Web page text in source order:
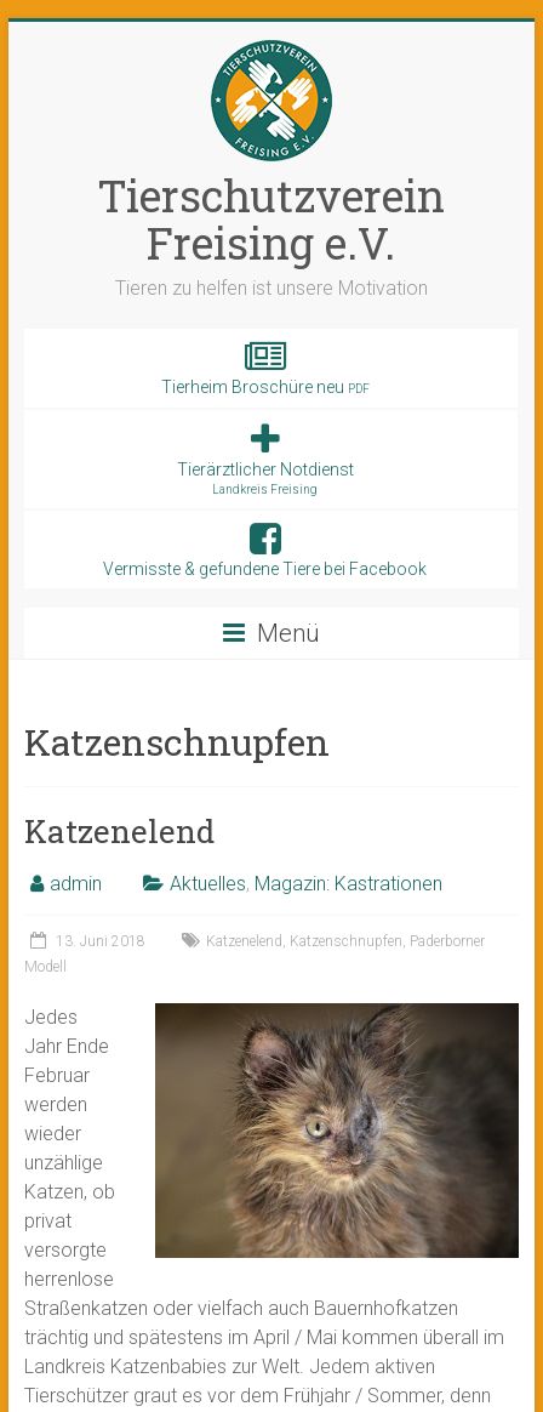
Tierschutzverein
Freising e.V.
Tieren zu helfen ist unsere Motivation
Tierheim Broschüre neu PDF
Tierärztlicher Notdienst
Landkreis Freising
Vermisste & gefundene Tiere bei Facebook
Menü
Katzenschnupfen
Katzenelend
admin Aktuelles, Magazin: Kastrationen
13. Juni 2018 Katzenelend , Katzenschnupfen, Paderborner
Modell
Jedes
Jahr Ende
Februar
werden
wieder
unzählige
Katzen, ob
privat
versorgte
herrenlose
Straßenkatzen oder vielfach auch Bauernhofkatzen
trächtig und spätestens im April / Mai kommen überall im
Landkreis Katzenbabies zur Welt. Jedem aktiven
Tierschützer graut es vor dem Frühjahr / Sommer, denn